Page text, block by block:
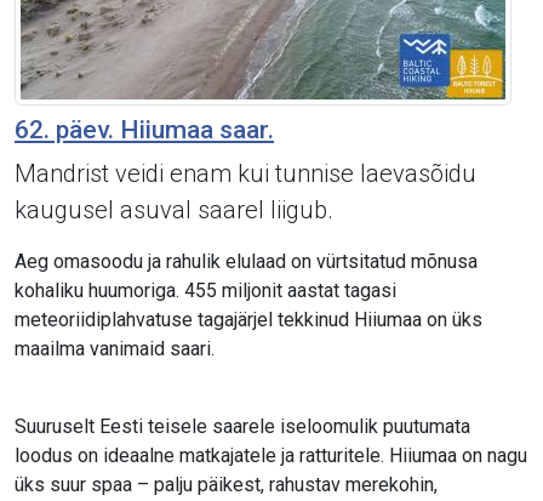
62. päev. Hiiumaa saar.
Mandrist veidi enam kui tunnise laevasõidu
kaugusel asuval saarel liigub.
Aeg omasoodu ja rahulik elulaad on vürtsitatud mõnusa
kohaliku huumoriga. 455 miljonit aastat tagasi
meteoriidiplahvatuse tagajärjel tekkinud Hiiumaa on üks
maailma vanimaid saari.
Suuruselt Eesti teisele saarele iseloomulik puutumata
loodus on ideaalne matkajatele ja ratturitele. Hiiumaa on nagu
üks suur spaa – palju päikest, rahustav merekohin,